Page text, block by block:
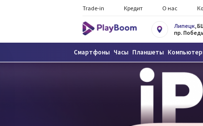
Trade-in Кредит О нас
Липецк,
пр.
Смартфоны Часы Планшеты